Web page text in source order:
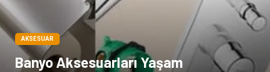
AKSESUAR
Banyo Aksesuarları Yaşam